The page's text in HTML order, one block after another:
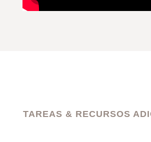
TAREAS & RECURSOS